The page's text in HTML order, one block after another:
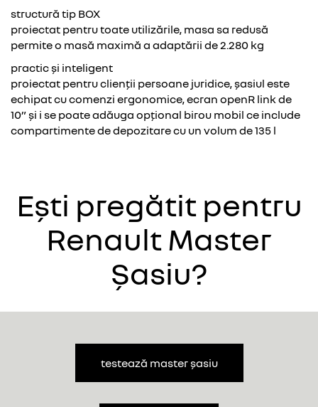
structură tip BOX
proiectat pentru toate utilizările, masa sa redusă
permite o masă maximă a adaptării de 2.280 kg
practic și inteligent
proiectat pentru clienții persoane juridice, șasiul este
echipat cu comenzi ergonomice, ecran openR link de
10” și i se poate adăuga opțional birou mobil ce include
compartimente de depozitare cu un volum de 135 l
Ești pregătit pentru
Renault Master
Șasiu?
testează master șasiu